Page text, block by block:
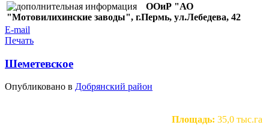
ООиР "АО
"Мотовилихинские заводы", г.Пермь, ул.Лебедева, 42
E-mail
Печать
Шеметевское
Опубликовано в Добрянский район
Площадь: 35,0 тыс.га